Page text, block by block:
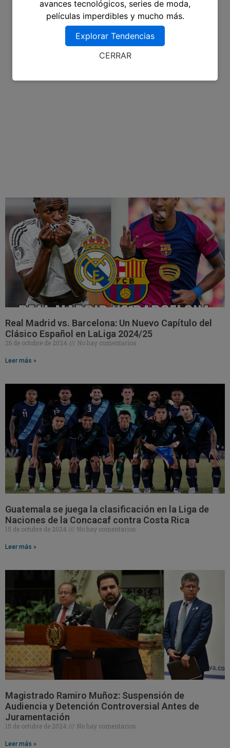
Real Madrid vs. Barcelona: Un Nuevo Capítulo del
Clásico Español en LaLiga 2024/25
26 de octubre de 2024 No hay comentarios
Leer más »
Guatemala se juega la clasificación en la Liga de
Naciones de la Concacaf contra Costa Rica
15 de octubre de 2024 No hay comentarios
Leer más »
Magistrado Ramiro Muñoz: Suspensión de
Audiencia y Detención Controversial Antes de
Juramentación
15 de octubre de 2024 No hay comentarios
Leer más »
avances tecnológicos, series de moda,
películas imperdibles y mucho más.
Explorar Tendencias
CERRAR